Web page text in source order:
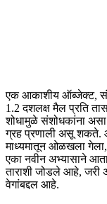
एक आकाशीय ऑब्जेक्ट,
1.2 दशलक्ष मैल प्रति
शोधामुळे संशोधकांना असा
ग्रह प्रणाली असू शकते.
माध्यमातून ओळखला गेला,
एका नवीन अभ्यासाने
ताराशी जोडले आहे, जरी
वेगांबद्दल आहे.